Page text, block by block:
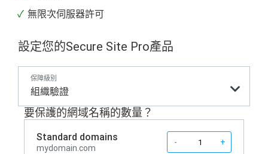
無限次伺服器許可
設定您的Secure Site Pro產品
保障級別
組織驗證
要保護的網域名稱的數量？
Standard domains
mydomain.com
- +